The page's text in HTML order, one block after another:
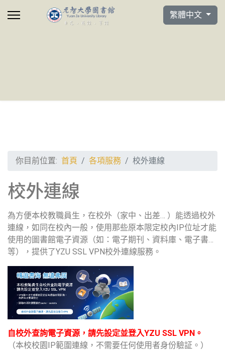
選擇你的語言
繁體中文
你目前位置: 首頁 各項服務 校外連線
校外連線
為方便本校教職員生，在校外（家中、出差… ）能透過校外
連線，如同在校內一般，使用那些原本限定校內IP位址才能
使用的圖書館電子資源（如：電子期刊、資料庫、電子書…
等），提供了YZU SSL VPN校外連線服務。
自校外查詢電子資源，請先設定並登入YZU SSL VPN。
（本校校園IP範圍連線，不需要任何使用者身份驗証。）